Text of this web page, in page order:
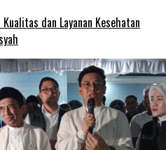
dan Layanan Kesehatan